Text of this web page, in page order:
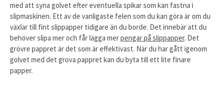
med att syna golvet efter eventuella spikar som kan fastna i
slipmaskinen. Ett av de vanligaste felen som du kan göra är om du
växlar till fint slippapper tidigare än du borde. Det innebär att du
behöver slipa mer och får lägga merpengar på slippapper. Det
grövre pappret är det som är effektivast. När du har gått igenom
golvet med det grova pappret kan du byta till ett lite finare
papper.